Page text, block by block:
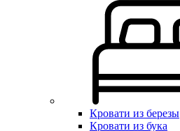
Кровати из березы
Кровати из бука